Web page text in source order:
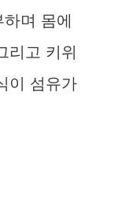
며 몸에
리고 키위
이 섬유가